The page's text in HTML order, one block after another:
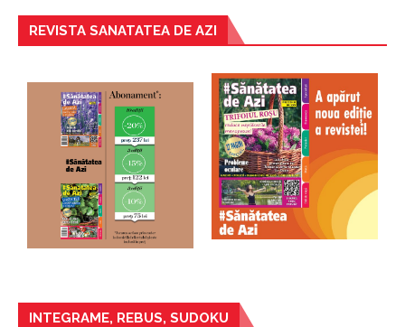
REVISTA SANATATEA DE AZI
INTEGRAME, REBUS, SUDOKU